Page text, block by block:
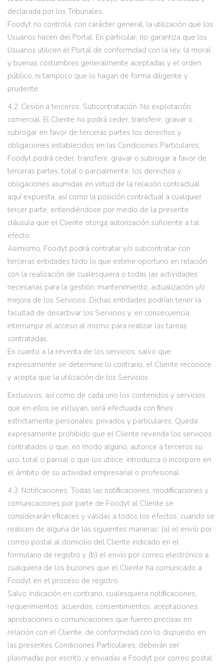
declarada por los Tribunales.
Foodyt no controla, con carácter general, la utilización que los
Usuarios hacen del Portal. En particular, no garantiza que los
Usuarios utilicen el Portal de conformidad con la ley, la moral
y buenas costumbres generalmente aceptadas y el orden
público, ni tampoco que lo hagan de forma diligente y
prudente.
4.2. Cesión a terceros. Subcontratación. No explotación
comercial. El Cliente no podrá ceder, transferir, gravar o
subrogar en favor de terceras partes los derechos y
obligaciones establecidos en las Condiciones Particulares.
Foodyt podrá ceder, transferir, gravar o subrogar a favor de
terceras partes, total o parcialmente, los derechos y
obligaciones asumidas en virtud de la relación contractual
aquí expuesta, así como la posición contractual a cualquier
tercer parte, entendiéndose por medio de la presente
cláusula que el Cliente otorga autorización suficiente a tal
efecto.
Asimismo, Foodyt podrá contratar y/o subcontratar con
terceras entidades todo lo que estime oportuno en relación
con la realización de cualesquiera o todas las actividades
necesarias para la gestión, mantenimiento, actualización y/o
mejora de los Servicios. Dichas entidades podrían tener la
facultad de desactivar los Servicios y, en consecuencia,
interrumpir el acceso al mismo para realizar las tareas
contratadas.
En cuanto a la reventa de los servicios, salvo que
expresamente se determine lo contrario, el Cliente reconoce
y acepta que la utilización de los Servicios
Exclusivos, así como de cada uno los contenidos y servicios
que en ellos se incluyan, será efectuada con ﬁnes
estrictamente personales, privados y particulares. Queda
expresamente prohibido que el Cliente revenda los servicios
contratados o que, en modo alguno, autorice a terceros su
uso, total o parcial o que los utilice, introduzca o incorpore en
el ámbito de su actividad empresarial o profesional.
4.3. Notificaciones. Todas las notiﬁcaciones, modiﬁcaciones y
comunicaciones por parte de Foodyt al Cliente se
considerarán eﬁcaces y válidas a todos los efectos, cuando se
realicen de alguna de las siguientes maneras: (a) el envío por
correo postal al domicilio del Cliente indicado en el
formulario de registro y (b) el envío por correo electrónico a
cualquiera de los buzones que el Cliente ha comunicado a
Foodyt en el proceso de registro.
Salvo indicación en contrario, cualesquiera notiﬁcaciones,
requerimientos, acuerdos, consentimientos, aceptaciones,
aprobaciones o comunicaciones que fueren precisas en
relación con el Cliente, de conformidad con lo dispuesto en
las presentes Condiciones Particulares, deberán ser
plasmadas por escrito, y enviadas a Foodyt por correo postal,